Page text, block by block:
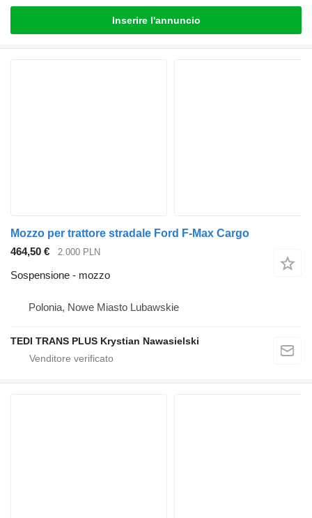
Inserire l'annuncio
Mozzo per trattore stradale Ford F-Max Cargo
464,50 €
2.000 PLN
Sospensione - mozzo
Polonia, Nowe Miasto Lubawskie
TEDI TRANS PLUS Krystian Nawasielski